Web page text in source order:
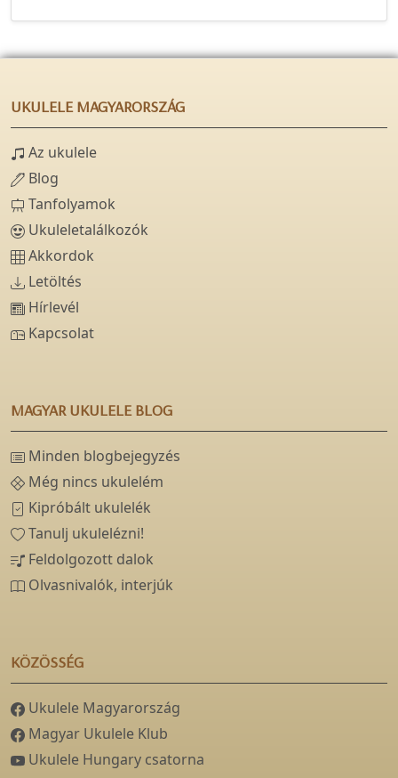
UKULELE MAGYARORSZÁG
Az ukulele
Blog
Tanfolyamok
Ukuleletalálkozók
Akkordok
Letöltés
Hírlevél
Kapcsolat
MAGYAR UKULELE BLOG
Minden blogbejegyzés
Még nincs ukulelém
Kipróbált ukulelék
Tanulj ukulelézni!
Feldolgozott dalok
Olvasnivalók, interjúk
KÖZÖSSÉG
Ukulele Magyarország
Magyar Ukulele Klub
Ukulele Hungary csatorna